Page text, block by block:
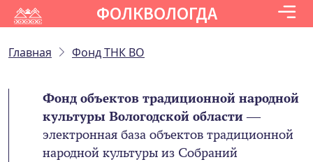
ФОЛКВОЛОГДА
Главная Фонд ТНК ВО
Фонд объектов традиционной народной
культуры Вологодской области—
электронная база объектов традиционной
народной культуры из Собраний